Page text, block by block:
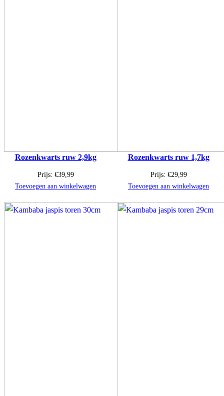
Rozenkwarts ruw 2,9kg
Prijs: €39,99
Toevoegen aan winkelwagen
Rozenkwarts ruw 1,7kg
Prijs: €29,99
Toevoegen aan winkelwagen